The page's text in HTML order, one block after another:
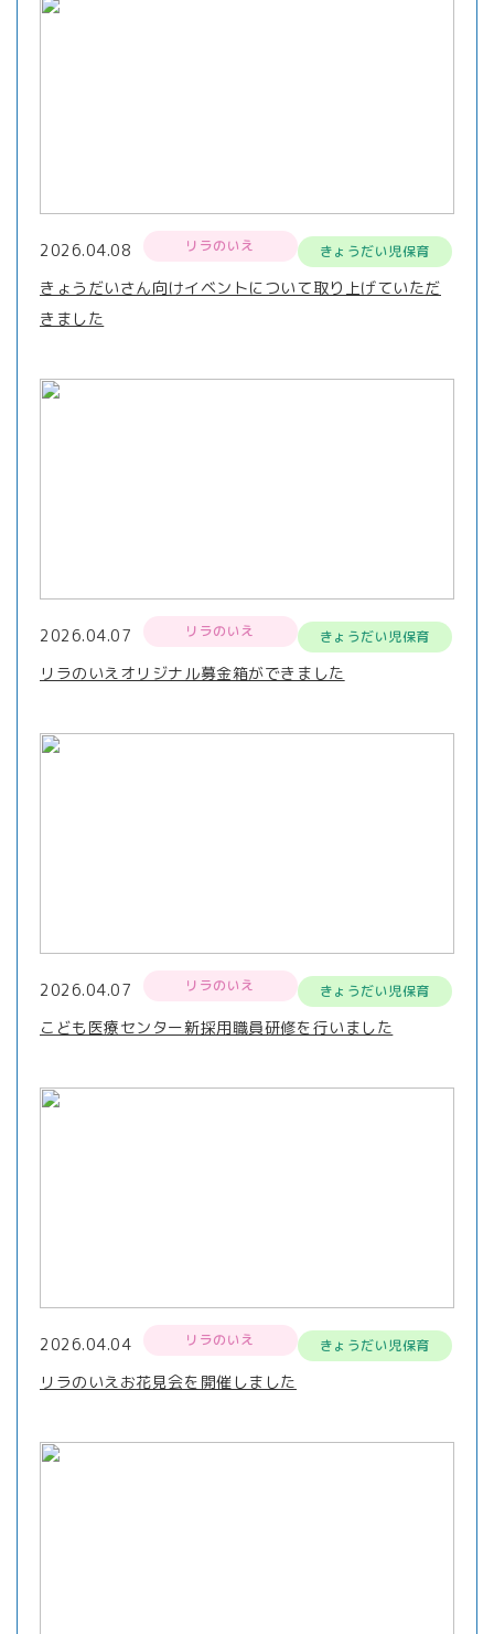
2026.04.08 リラのいえ きょうだい児保育
きょうだいさん向けイベントについて取り上げていただ
きました
2026.04.07 リラのいえ きょうだい児保育
リラのいえオリジナル募金箱ができました
2026.04.07 リラのいえ きょうだい児保育
こども医療センター新採用職員研修を行いました
2026.04.04 リラのいえ きょうだい児保育
リラのいえお花見会を開催しました